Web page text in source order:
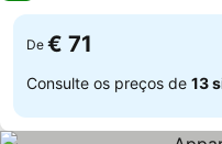
De € 71
Consulte os preços de 13